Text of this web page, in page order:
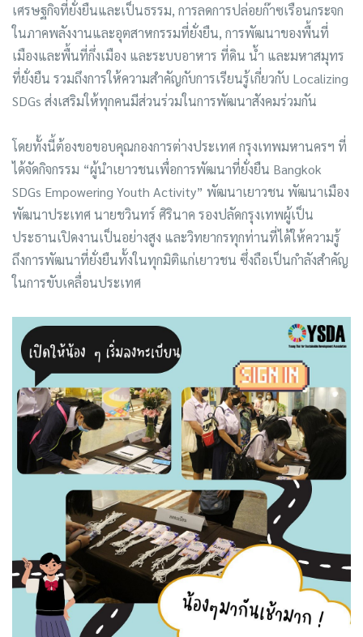
เศรษฐกิจที่ยั่งยืนและเป็นธรรม, การลดการปล่อยก๊าซเรือนกระจก
ในภาคพลังงานและอุตสาหกรรมที่ยั่งยืน, การพัฒนาของพื้นที่
เมืองและพื้นที่กึ่งเมือง และระบบอาหาร ที่ดิน น้ำ และมหาสมุทร
ที่ยั่งยืน รวมถึงการให้ความสำคัญกับการเรียนรู้เกี่ยวกับ Localizing
SDGs ส่งเสริมให้ทุกคนมีส่วนร่วมในการพัฒนาสังคมร่วมกัน
โดยทั้งนี้ต้องขอขอบคุณกองการต่างประเทศ กรุงเทพมหานครฯ ที่
ได้จัดกิจกรรม “ผู้นำเยาวชนเพื่อการพัฒนาที่ยั่งยืน Bangkok
SDGs Empowering Youth Activity” พัฒนาเยาวชน พัฒนาเมือง
พัฒนาประเทศ นายชวินทร์ ศิรินาค รองปลัดกรุงเทพผู้เป็น
ประธานเปิดงานเป็นอย่างสูง และวิทยากรทุกท่านที่ได้ให้ความรู้
ถึงการพัฒนาที่ยั่งยืนทั้งในทุกมิติแก่เยาวชน ซึ่งถือเป็นกำลังสำคัญ
ในการขับเคลื่อนประเทศ